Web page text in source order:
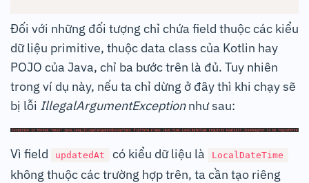
Đối với những đối tượng chỉ chứa field thuộc các kiểu
dữ liệu primitive, thuộc data class của Kotlin hay
POJO của Java, chỉ ba bước trên là đủ. Tuy nhiên
trong ví dụ này, nếu ta chỉ dừng ở đây thì khi chạy sẽ
bị lỗi IllegalArgumentExceptionnhư sau:
Vì field updatedAt có kiểu dữ liệu là LocalDateTime
không thuộc các trường hợp trên, ta cần tạo riêng